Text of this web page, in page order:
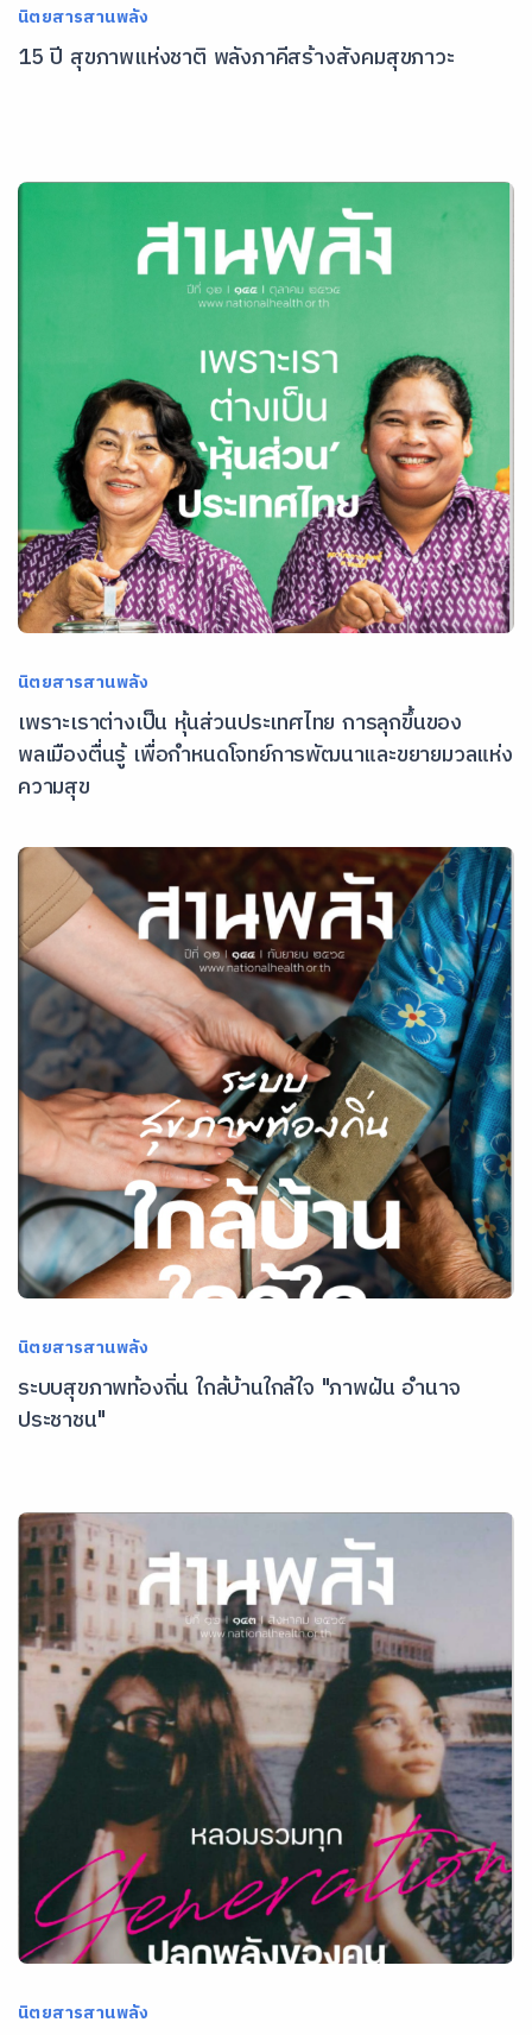
นิตยสารสานพลัง
15 ปี สุขภาพแห่งชาติ พลังภาคีสร้างสังคมสุขภาวะ
นิตยสารสานพลัง
เพราะเราต่างเป็น หุ้นส่วนประเทศไทย การลุกขึ้นของ
พลเมืองตื่นรู้ เพื่อกำหนดโจทย์การพัฒนาและขยายมวลแห่ง
ความสุข
นิตยสารสานพลัง
ระบบสุขภาพท้องถิ่น ใกล้บ้านใกล้ใจ "ภาพฝัน อำนาจ
ประชาชน"
นิตยสารสานพลัง